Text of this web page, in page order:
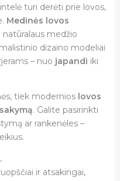
turi derėti prie lovos,
Medinės lovos
natūralaus medžio
dizaino modeliai
– nuo japandi iki
tiek modernios lovos
. Galite pasirinkti
ar rankenėles –
ir atsakingai,